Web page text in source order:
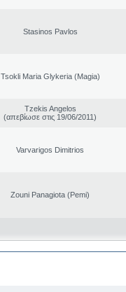
Stasinos Pavlos
Tsokli Maria Glykeria (Magia)
Tzekis Angelos
(απεβίωσε στις 19/06/2011)
Varvarigos Dimitrios
Zouni Panagiota (Pemi)